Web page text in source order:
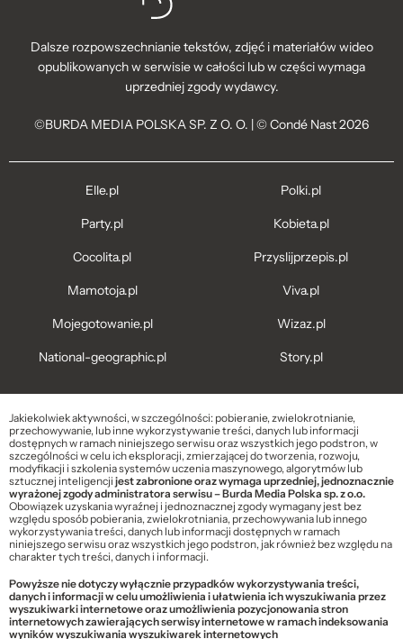
Dalsze rozpowszechnianie tekstów, zdjęć i materiałów wideo
opublikowanych w serwisie w całości lub w części wymaga
uprzedniej zgody wydawcy.
©BURDA MEDIA POLSKA SP. Z O. O. | © Condé Nast 2026
Elle.pl
Party.pl
Cocolita.pl
Mamotoja.pl
Mojegotowanie.pl
National-geographic.pl
Polki.pl
Kobieta.pl
Przyslijprzepis.pl
Viva.pl
Wizaz.pl
Story.pl
Jakiekolwiek aktywności, w szczególności: pobieranie, zwielokrotnianie,
przechowywanie, lub inne wykorzystywanie treści, danych lub informacji
dostępnych w ramach niniejszego serwisu oraz wszystkich jego podstron, w
szczególności w celu ich eksploracji, zmierzającej do tworzenia, rozwoju,
modyfikacji i szkolenia systemów uczenia maszynowego, algorytmów lub
sztucznej inteligencjijest zabronione oraz wymaga uprzedniej, jednoznacznie
wyrażonej zgody administratora serwisu – Burda Media Polska sp. z o.o.
Obowiązek uzyskania wyraźnej i jednoznacznej zgody wymagany jest bez
względu sposób pobierania, zwielokrotniania, przechowywania lub innego
wykorzystywania treści, danych lub informacji dostępnych w ramach
niniejszego serwisu oraz wszystkich jego podstron, jak również bez względu na
charakter tych treści, danych i informacji.
Powyższe nie dotyczy wyłącznie przypadków wykorzystywania treści,
danych i informacji w celu umożliwienia i ułatwienia ich wyszukiwania przez
wyszukiwarki internetowe oraz umożliwienia pozycjonowania stron
internetowych zawierających serwisy internetowe w ramach indeksowania
wyników wyszukiwania wyszukiwarek internetowych